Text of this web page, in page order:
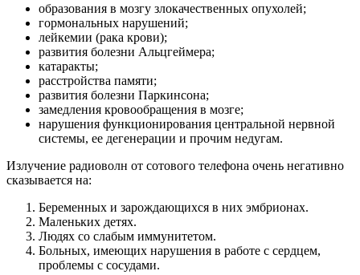
образования в мозгу злокачественных опухолей;
гормональных нарушений;
лейкемии (рака крови);
развития болезни Альцгеймера;
катаракты;
расстройства памяти;
развития болезни Паркинсона;
замедления кровообращения в мозге;
нарушения функционирования центральной нервной
системы, ее дегенерации и прочим недугам.
Излучение радиоволн от сотового телефона очень негативно
сказывается на:
Беременных и зарождающихся в них эмбрионах.
Маленьких детях.
Людях со слабым иммунитетом.
Больных, имеющих нарушения в работе с сердцем,
проблемы с сосудами.